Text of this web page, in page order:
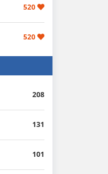
520
520
208
131
101